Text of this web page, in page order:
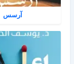
آرسس